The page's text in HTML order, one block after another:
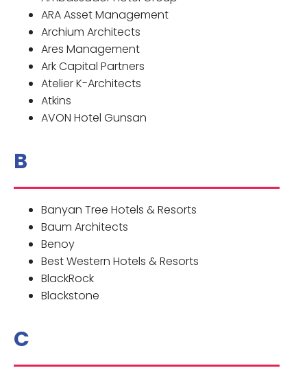
ARA Asset Management
Archium Architects
Ares Management
Ark Capital Partners
Atelier K-Architects
Atkins
AVON Hotel Gunsan
B
Banyan Tree Hotels & Resorts
Baum Architects
Benoy
Best Western Hotels & Resorts
BlackRock
Blackstone
C